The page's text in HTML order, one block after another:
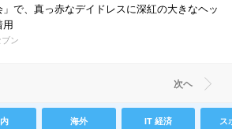
」で、真っ赤なデイドレスに深紅の大きなヘッ
用
ン
次ヘ
海外 IT 経済 ス